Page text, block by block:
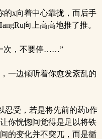
x向着中心靠拢，而后手
向上高高地推了推。
次，不要停……”
一边倾听着你愈发紊乱的
受，若是将先前的药b作
你恍惚间觉得是足以将铁
的变化并不突兀，而是循